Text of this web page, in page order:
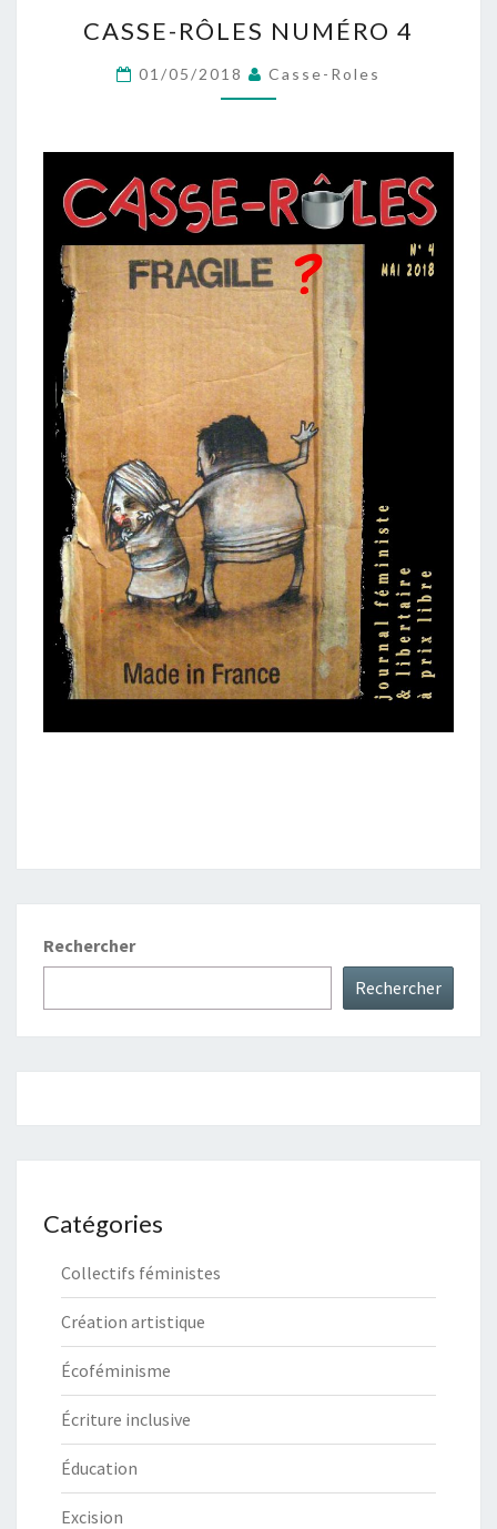
RÔLES
NUMÉRO
4
CASSE-RÔLES NUMÉRO 4
01/05/2018 Casse-Roles
Rechercher
Rechercher
Catégories
Collectifs féministes
Création artistique
Écoféminisme
Écriture inclusive
Éducation
Excision